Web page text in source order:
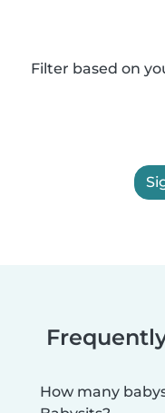
Filter based on
How many